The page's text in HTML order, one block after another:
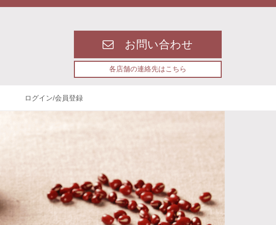
お問い合わせ
各店舗の連絡先はこちら
ログイン/会員登録